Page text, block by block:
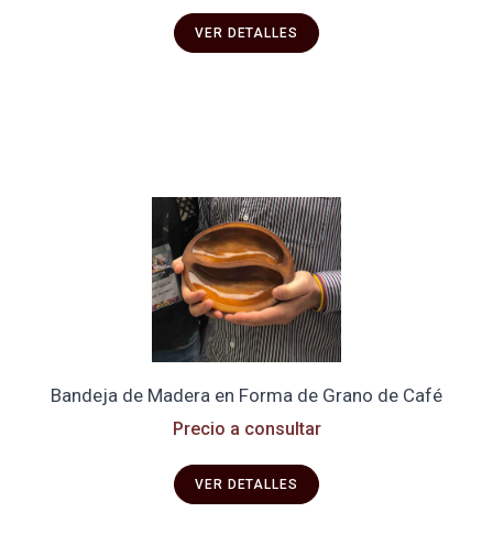
VER DETALLES
Bandeja de Madera en Forma de Grano de Café
Precio a consultar
VER DETALLES